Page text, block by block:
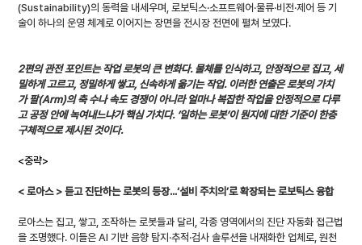
(Sustainability)의 동력을 내세우며, 로보틱스·소프트웨어·물류·비전·제어 등 기
술이 하나의 운영 체계로 이어지는 장면을 전시장 전면에 펼쳐 보였다.
2편의 관전 포인트는 작업 로봇의 큰 변화다. 물체를 인식하고, 안정적으로 집고, 세
밀하게 고르고, 정밀하게 쌓고, 신속하게 옮기는 작업. 이러한 연출은 로봇의 가치
가 팔(Arm)의 축 수나 속도 경쟁이 아니라 얼마나 복잡한 작업을 안정적으로 다루
고 공정 안에 녹여내느냐가 핵심 가치다. ‘일하는 로봇’이 뭔지에 대한 기준이 한층
구체적으로 제시된 것이다.
<중략>
< 로아스 > 듣고 진단하는 로봇의 등장...‘설비 주치의’로 확장되는 로보틱스 융합
로아스는 집고, 쌓고, 조작하는 로봇들과 달리, 각종 영역에서의 진단 자동화 접근법
을 조명했다. 이들은 AI 기반 음향 탐지·추적·검사 솔루션을 내재화한 업체로, 원천